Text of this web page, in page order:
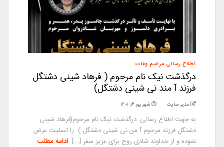
اطلاع رسانی مراسم وفات
درگذشت نیک نام مرحوم ( فرهاد شینی دشتگل
فرزند آ مند نی شینی دشتگل)
مدیر سایت شهریور ۱۶, ۱۴۰۱
به جهت اطلاع رسانی: درگذشت نیک نام مرحوم(فرهاد شینی
دشتگل فرزند مرحوم آ من نی شینی دشتگل ) را تسلیت عرض
نموده و از خداوند شادی روح برای عزیز سفر [...] ادامه مطلب